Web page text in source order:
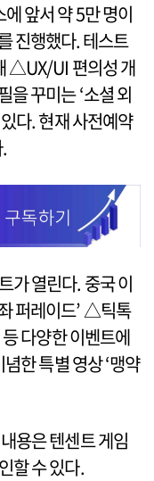
앞서 약 5만 명이
진행했다. 테스트
△UX/UI 편의성 개
꾸미는 ‘소셜 외
다. 현재 사전예약
가 열린다. 중국 이
퍼레이드’ △틱톡
다양한 이벤트에
한 특별 영상 ‘맹약
용은 텐센트 게임
할 수 있다.